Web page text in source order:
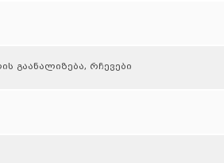
გაანალიზება, რჩევები